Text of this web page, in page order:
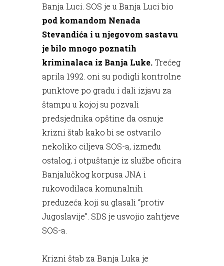
Banja Luci. SOS je u Banja Luci bio
pod komandom Nenada
Stevandića i u njegovom sastavu
je bilo mnogo poznatih
kriminalaca iz Banja Luke. Trećeg
aprila 1992. oni su podigli kontrolne
punktove po gradu i dali izjavu za
štampu u kojoj su pozvali
predsjednika opštine da osnuje
krizni štab kako bi se ostvarilo
nekoliko ciljeva SOS-a, između
ostalog, i otpuštanje iz službe oficira
Banjalučkog korpusa JNA i
rukovodilaca komunalnih
preduzeća koji su glasali “protiv
Jugoslavije”. SDS je usvojio zahtjeve
SOS-a.
Krizni štab za Banja Luka je